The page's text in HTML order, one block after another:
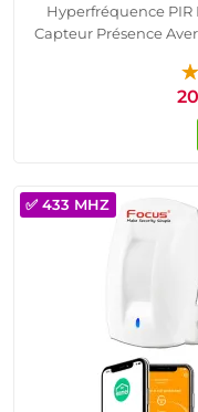
Hyperfréquence
Capteur Présence
Connectée
✅ 433 MHZ